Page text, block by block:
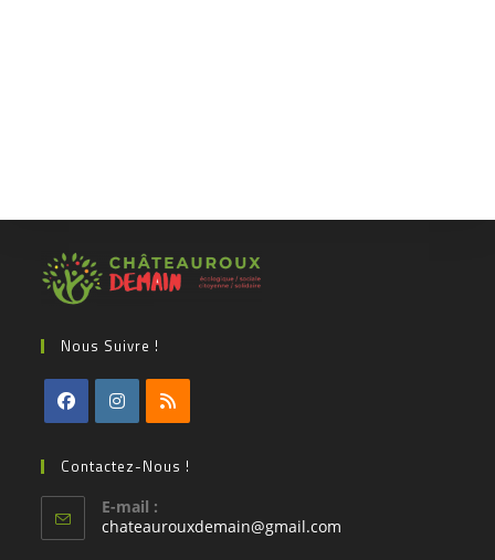
Nous Suivre !
Contactez-Nous !
E-mail :
chateaurouxdemain@gmail.com